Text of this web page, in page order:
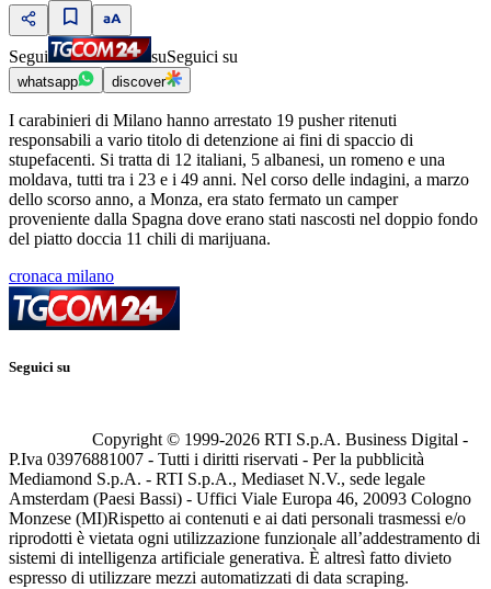
Segui suSeguici su
whatsapp discover
I carabinieri di Milano hanno arrestato 19 pusher ritenuti
responsabili a vario titolo di detenzione ai fini di spaccio di
stupefacenti. Si tratta di 12 italiani, 5 albanesi, un romeno e una
moldava, tutti tra i 23 e i 49 anni. Nel corso delle indagini, a marzo
dello scorso anno, a Monza, era stato fermato un camper
proveniente dalla Spagna dove erano stati nascosti nel doppio fondo
del piatto doccia 11 chili di marijuana.
cronaca milano
Seguici su
Copyright © 1999-2026 RTI S.p.A. Business Digital -
P.Iva 03976881007 - Tutti i diritti riservati - Per la pubblicità
Mediamond S.p.A. - RTI S.p.A., Mediaset N.V., sede legale
Amsterdam (Paesi Bassi) - Uffici Viale Europa 46, 20093 Cologno
Monzese (MI)Rispetto ai contenuti e ai dati personali trasmessi e/o
riprodotti è vietata ogni utilizzazione funzionale all’addestramento di
sistemi di intelligenza artificiale generativa. È altresì fatto divieto
espresso di utilizzare mezzi automatizzati di data scraping.